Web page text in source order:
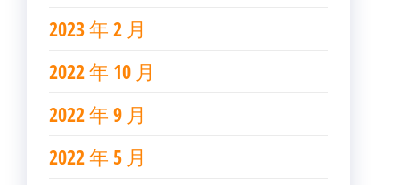
2023 年 2 月
2022 年 10 月
2022 年 9 月
2022 年 5 月